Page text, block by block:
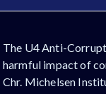
The U4 Anti-
harmful impact of
Chr. Michelsen